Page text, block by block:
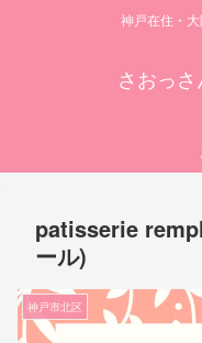
神戸在住・
さおっ
patisserie
ール)
神戸市北区